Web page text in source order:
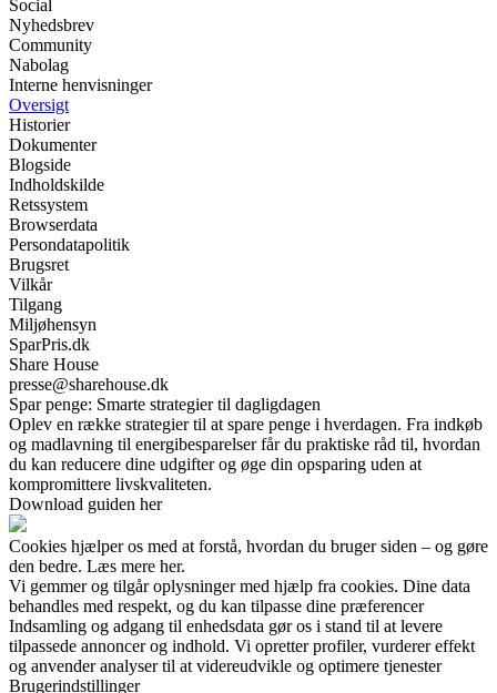
Social
Nyhedsbrev
Community
Nabolag
Interne henvisninger
Oversigt
Historier
Dokumenter
Blogside
Indholdskilde
Retssystem
Browserdata
Persondatapolitik
Brugsret
Vilkår
Tilgang
Miljøhensyn
SparPris.dk
Share House
presse@sharehouse.dk
Spar penge: Smarte strategier til dagligdagen
Oplev en række strategier til at spare penge i hverdagen. Fra indkøb
og madlavning til energibesparelser får du praktiske råd til, hvordan
du kan reducere dine udgifter og øge din opsparing uden at
kompromittere livskvaliteten.
Download guiden her
Cookies hjælper os med at forstå, hvordan du bruger siden – og gøre
den bedre. Læs mere her.
Vi gemmer og tilgår oplysninger med hjælp fra cookies. Dine data
behandles med respekt, og du kan tilpasse dine præferencer
Indsamling og adgang til enhedsdata gør os i stand til at levere
tilpassede annoncer og indhold. Vi opretter profiler, vurderer effekt
og anvender analyser til at videreudvikle og optimere tjenester
Brugerindstillinger